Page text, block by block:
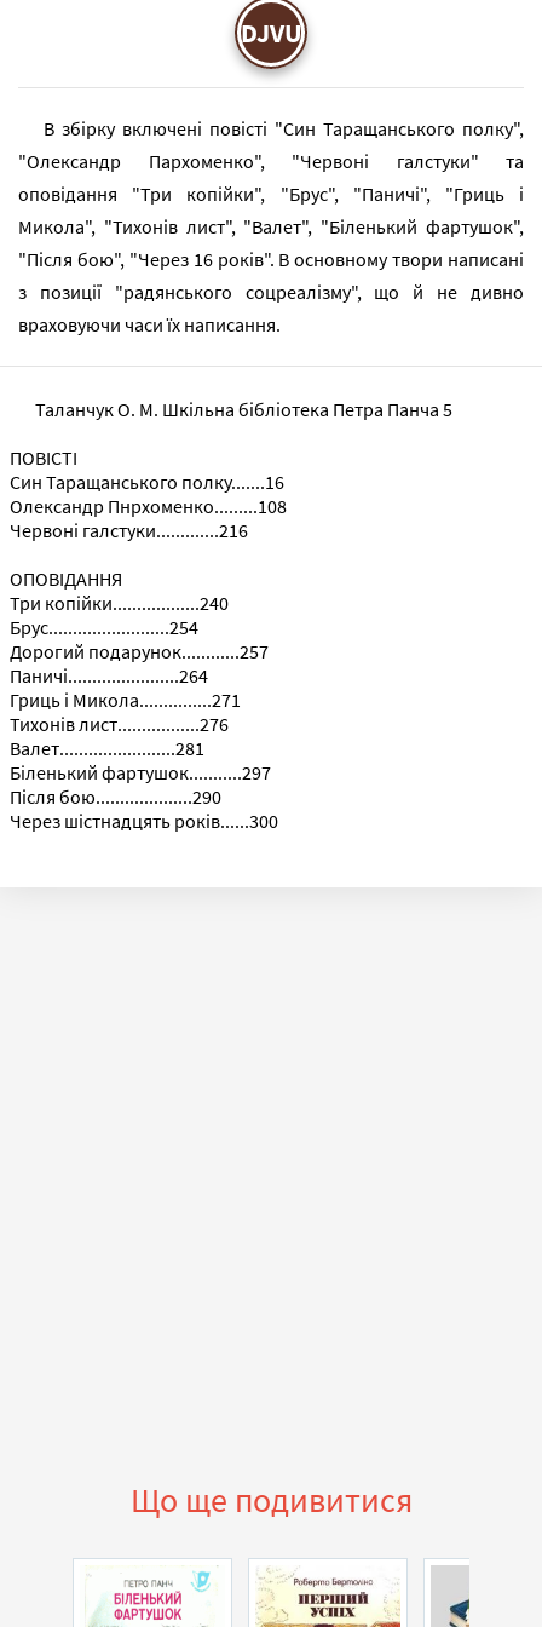
DJVU
В збірку включені повісті "Син Таращанського полку",
"Олександр Пархоменко", "Червоні галстуки" та
оповідання "Три копійки", "Брус", "Паничі", "Гриць і
Микола", "Тихонів лист", "Валет", "Біленький фартушок",
"Після бою", "Через 16 років". В основному твори написані
з позиції "радянського соцреалізму", що й не дивно
враховуючи часи їх написання.
Таланчук О. М. Шкільна бібліотека Петра Панча 5
ПОВІСТІ
Син Таращанського полку.......16
Олександр Пнрхоменко.........108
Червоні галстуки.............216
ОПОВІДАННЯ
Три копійки..................240
Брус.........................254
Дорогий подарунок............257
Паничі.......................264
Гриць і Микола...............271
Тихонів лист.................276
Валет........................281
Біленький фартушок...........297
Після бою....................290
Через шістнадцять років......300
Що ще подивитися